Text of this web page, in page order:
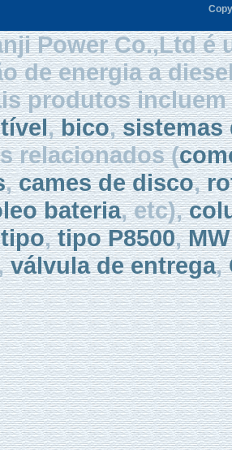
Power Co.,Ltd é
de energia a
produtos incluem
,bico,sistemas
relacionados (
,cames de disco,
bateria, etc),
,tipo P8500,
válvula de entrega,